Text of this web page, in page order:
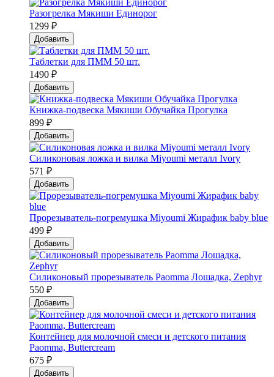
Разогрелка Мякиши Единорог
1299 ₽
Добавить
Таблетки для ПММ 50 шт.
1490 ₽
Добавить
Книжка-подвеска Мякиши Обучайка Прогулка
899 ₽
Добавить
Силиконовая ложка и вилка Мiyoumi металл Ivory
571 ₽
Добавить
Прорезыватель-погремушка Мiyoumi Жирафик baby blue
499 ₽
Добавить
Силиконовый прорезыватель Paomma Лошадка, Zephyr
550 ₽
Добавить
Контейнер для молочной смеси и детского питания
Paomma, Buttercream
675 ₽
Добавить